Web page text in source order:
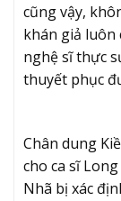
cũng vậy,
khán giả
nghệ sĩ thực
thuyết phục
Chân dung
cho ca sĩ
Nhã bị xác